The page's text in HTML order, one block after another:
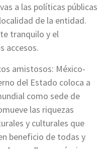
a las políticas públicas
de la entidad.
tranquilo y el
accesos.
amistosos: México-
del Estado coloca a
como sede de
las riquezas
y culturales que
beneficio de todas y